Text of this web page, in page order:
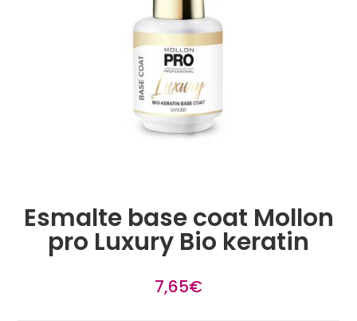
Esmalte base coat Mollon
pro Luxury Bio keratin
7,65€